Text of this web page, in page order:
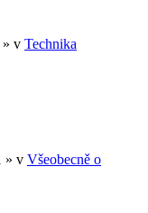
» v Technika
» v Všeobecně o